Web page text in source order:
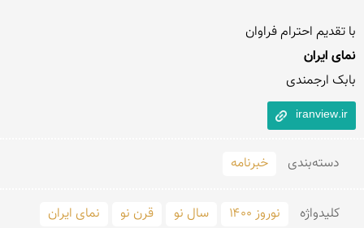
با تقدیم احترام فراوان
نمای ایران
بابک ارجمندی
iranview.ir
دسته‌بندی خبرنامه
کلید‌واژه نوروز ۱۴۰۰ سال نو قرن نو نمای ایران